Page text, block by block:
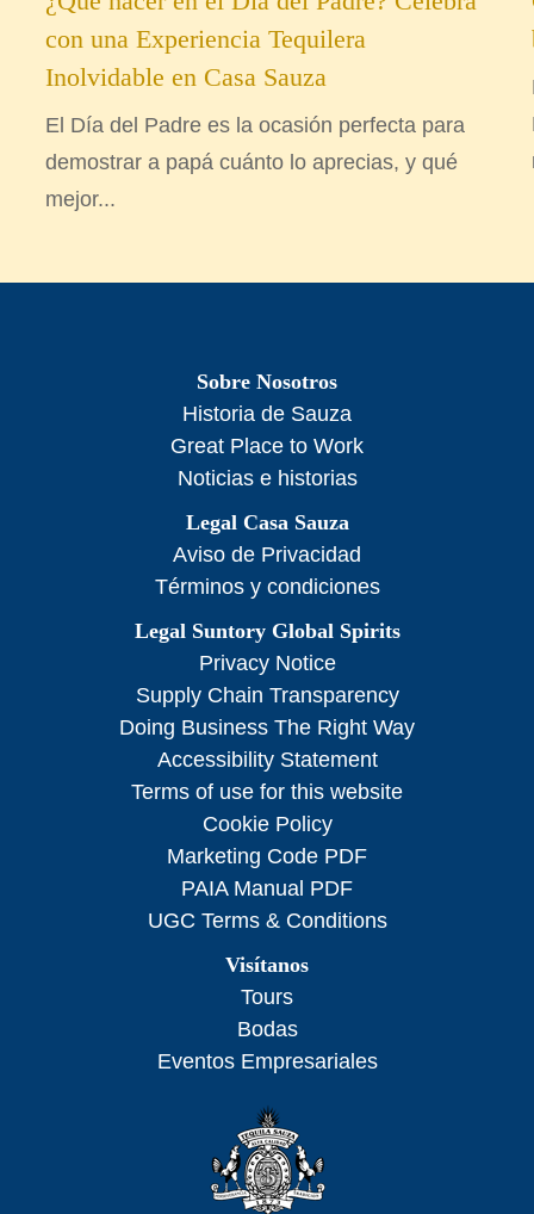
con una Experiencia Tequilera
Inolvidable en Casa Sauza
El Día del Padre es la ocasión perfecta para
demostrar a papá cuánto lo aprecias, y qué
mejor...
Sobre Nosotros
Historia de Sauza
Great Place to Work
Noticias e historias
Legal Casa Sauza
Aviso de Privacidad
Términos y condiciones
Legal Suntory Global Spirits
Privacy Notice
Supply Chain Transparency
Doing Business The Right Way
Accessibility Statement
Terms of use for this website
Cookie Policy
Marketing Code PDF
PAIA Manual PDF
UGC Terms & Conditions
Visítanos
Tours
Bodas
Eventos Empresariales